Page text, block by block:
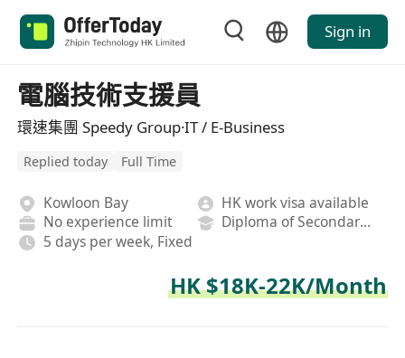
Sign in
電腦技術支援員
環速集團 Speedy Group·IT / E-Business
Replied today Full Time
Kowloon Bay
HK work visa available
No experience limit
Diploma of Secondary School
5 days per week, Fixed
HK $18K-22K/Month